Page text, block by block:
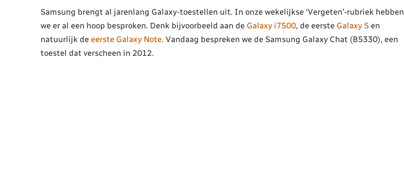
Samsung brengt al jarenlang Galaxy-toestellen uit. In onze wekelijkse ‘Vergeten’-rubriek hebben
we er al een hoop besproken. Denk bijvoorbeeld aan de Galaxy i7500, de eerste Galaxy Sen
natuurlijk de eerste Galaxy Note. Vandaag bespreken we de Samsung Galaxy Chat (B5330), een
toestel dat verscheen in 2012.